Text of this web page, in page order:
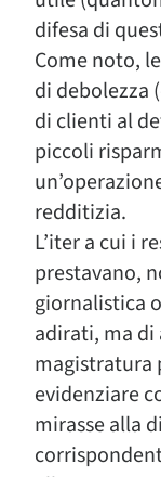
difesa di
Come noto,
di debolezza
di clienti al
piccoli
redditizia.
L’iter a cui i
prestavano,
giornalistica
adirati, ma
magistratura
evidenziare
mirasse alla